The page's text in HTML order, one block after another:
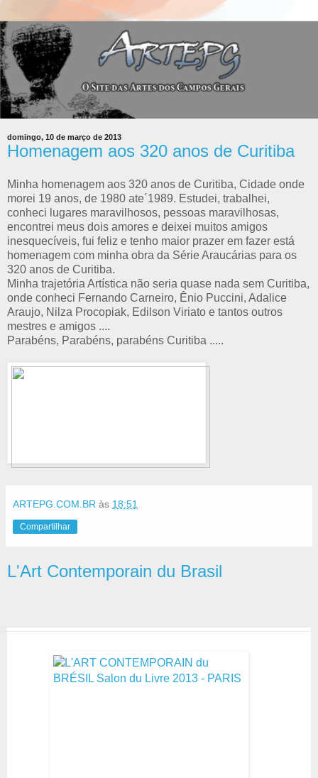
domingo, 10 de março de 2013
Homenagem aos 320 anos de Curitiba
Minha homenagem aos 320 anos de Curitiba, Cidade onde
morei 19 anos, de 1980 ate´1989. Estudei, trabalhei,
conheci lugares maravilhosos, pessoas maravilhosas,
encontrei meus dois amores e deixei muitos amigos
inesquecíveis, fui feliz e tenho maior prazer em fazer está
homenagem com minha obra da Série Araucárias para os
320 anos de Curitiba.
Minha trajetória Artística não seria quase nada sem Curitiba,
onde conheci Fernando Carneiro, Ênio Puccini, Adalice
Araujo, Nilza Procopiak, Edilson Viriato e tantos outros
mestres e amigos ....
Parabéns, Parabéns, parabéns Curitiba .....
ARTEPG.COM.BR às 18:51
Compartilhar
L'Art Contemporain du Brasil